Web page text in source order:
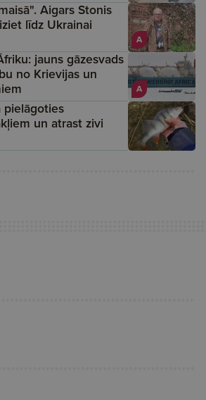
A
Aigars Stonis
līdz Ukrainai
A
jauns gāzesvads
no Krievijas un
pielāgoties
un atrast zivi